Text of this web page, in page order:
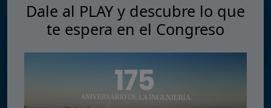
Dale al PLAY y descubre lo que
te espera en el Congreso